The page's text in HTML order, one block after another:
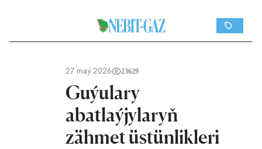
27 maý 2026 23629
Guýulary
abatlaýjylaryň
zähmet üstünlikleri